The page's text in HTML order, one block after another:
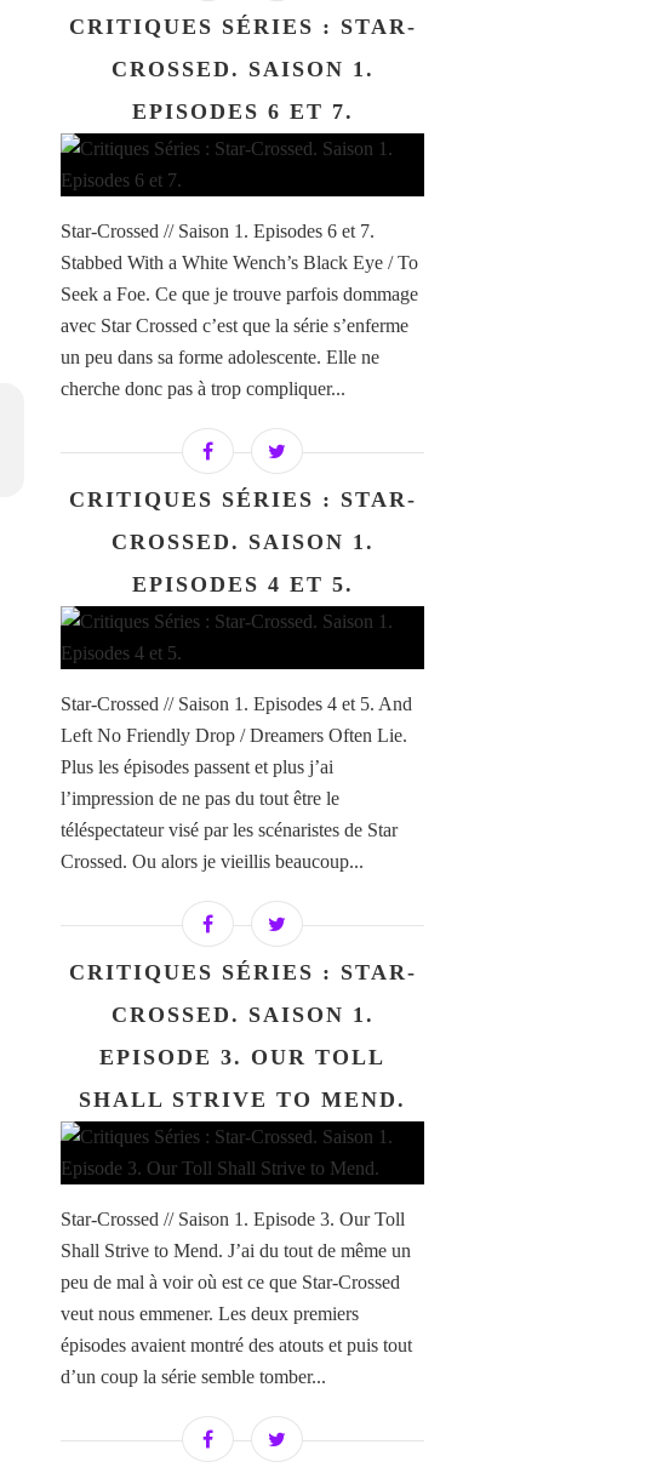
CRITIQUES SÉRIES : STAR-
CROSSED. SAISON 1.
EPISODES 6 ET 7.
Star-Crossed // Saison 1. Episodes 6 et 7.
Stabbed With a White Wench’s Black Eye / To
Seek a Foe. Ce que je trouve parfois dommage
avec Star Crossed c’est que la série s’enferme
un peu dans sa forme adolescente. Elle ne
cherche donc pas à trop compliquer...
CRITIQUES SÉRIES : STAR-
CROSSED. SAISON 1.
EPISODES 4 ET 5.
Star-Crossed // Saison 1. Episodes 4 et 5. And
Left No Friendly Drop / Dreamers Often Lie.
Plus les épisodes passent et plus j’ai
l’impression de ne pas du tout être le
téléspectateur visé par les scénaristes de Star
Crossed. Ou alors je vieillis beaucoup...
CRITIQUES SÉRIES : STAR-
CROSSED. SAISON 1.
EPISODE 3. OUR TOLL
SHALL STRIVE TO MEND.
Star-Crossed // Saison 1. Episode 3. Our Toll
Shall Strive to Mend. J’ai du tout de même un
peu de mal à voir où est ce que Star-Crossed
veut nous emmener. Les deux premiers
épisodes avaient montré des atouts et puis tout
d’un coup la série semble tomber...